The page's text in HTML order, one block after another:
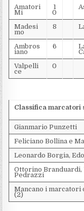
Amatori
Mi
1
0
Madesi
mo
8
Ambros
iano
6
Valpelli
ce
0
Classifica marcatori
Gianmario Punzetti
Feliciano Bollina e
Leonardo Borgia,
Ottorino
Pedrazzi
Mancano i marcatori
(2)